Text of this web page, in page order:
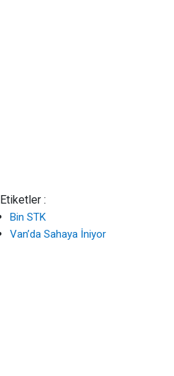
Etiketler :
Bin STK
Van’da Sahaya İniyor